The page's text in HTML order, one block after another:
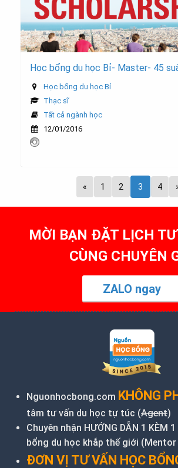
Học bổng du học Bỉ- Master- 45
Học bổng du học Bỉ
Thạc sĩ
Tất cả ngành học
12/01/2016
« 1 2 3 4
MỜI BẠN ĐẶT LỊCH
CÙNG CHUYÊN
ZALO ngay
Nguonhocbong.com KHÔNG
tâm tư vấn du học tự túc (Agent)
Chuyên nhận HƯỚNG DẪN 1 KÈM
bổng du học khắp thế giới (Mentor
ĐƠN VỊ TƯ VẤN HỌC